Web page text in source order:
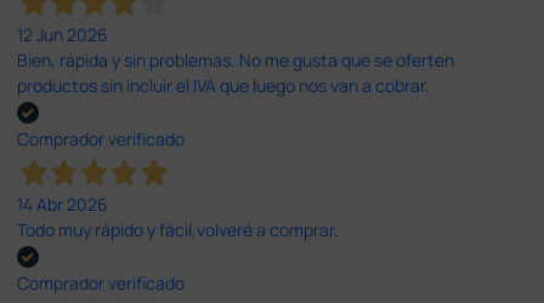
12 Jun 2026
Bien, rápida y sin problemas. No me gusta que se oferten
productos sin incluir el IVA que luego nos van a cobrar.
Comprador verificado
14 Abr 2026
Todo muy rápido y fácil,volveré a comprar.
Comprador verificado